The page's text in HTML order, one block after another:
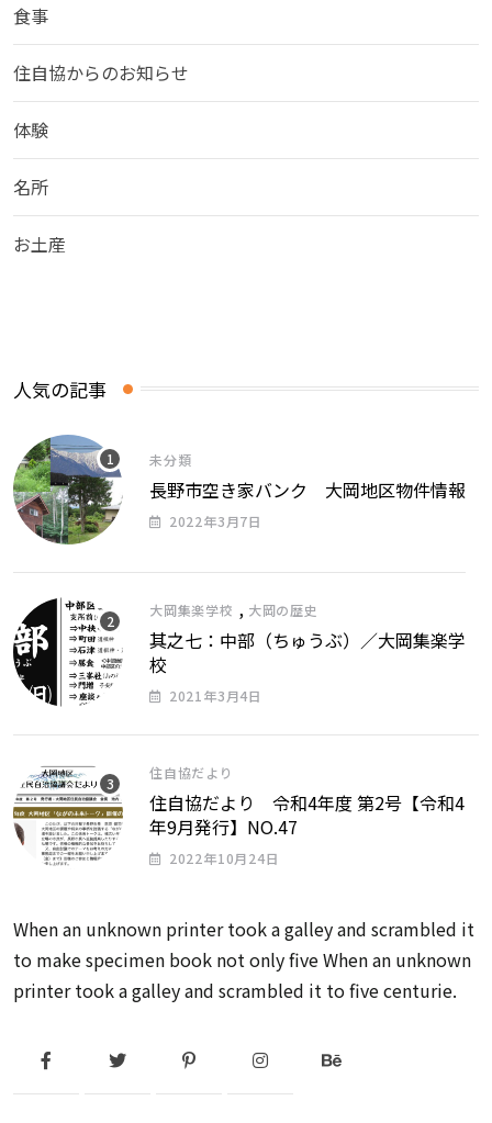
食事
住自協からのお知らせ
体験
名所
お土産
人気の記事
未分類
長野市空き家バンク 大岡地区物件情報
2022年3月7日
大岡集楽学校 , 大岡の歴史
其之七：中部（ちゅうぶ）／大岡集楽学
校
2021年3月4日
住自協だより
住自協だより 令和4年度 第2号【令和4
年9月発行】NO.47
2022年10月24日
When an unknown printer took a galley and scrambled it
to make specimen book not only five When an unknown
printer took a galley and scrambled it to five centurie.